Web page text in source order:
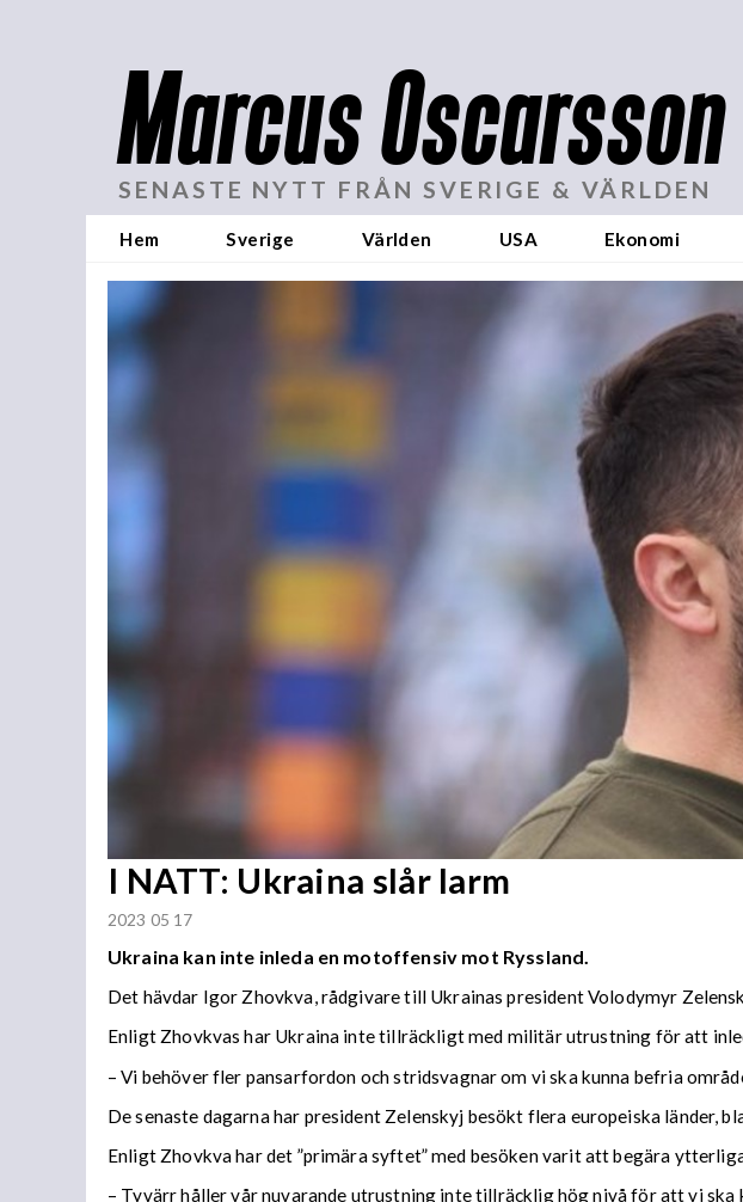
Marcus Oscarsson
SENASTE NYTT FRÅN SVERIGE & VÄRLDEN
Hem Sverige Världen USA Ekonomi
I NATT: Ukraina slår larm
2023 05 17
Ukraina kan inte inleda en motoffensiv mot Ryssland.
Det hävdar Igor Zhovkva, rådgivare till Ukrainas president Volodymyr
Enligt Zhovkvas har Ukraina inte tillräckligt med militär utrustning för att
– Vi behöver fler pansarfordon och stridsvagnar om vi ska kunna befria
De senaste dagarna har president Zelenskyj besökt flera europeiska länder,
Enligt Zhovkva har det ”primära syftet” med besöken varit att begära
– Tyvärr håller vår nuvarande utrustning inte tillräcklig hög nivå för att vi ska